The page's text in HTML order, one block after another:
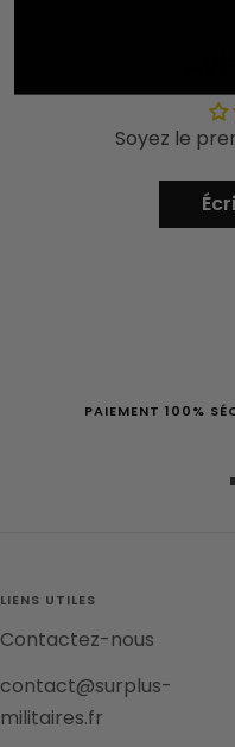
Soyez le
PAIEMENT 100%
LIENS UTILES
Contactez-nous
contact@surplus-
militaires.fr